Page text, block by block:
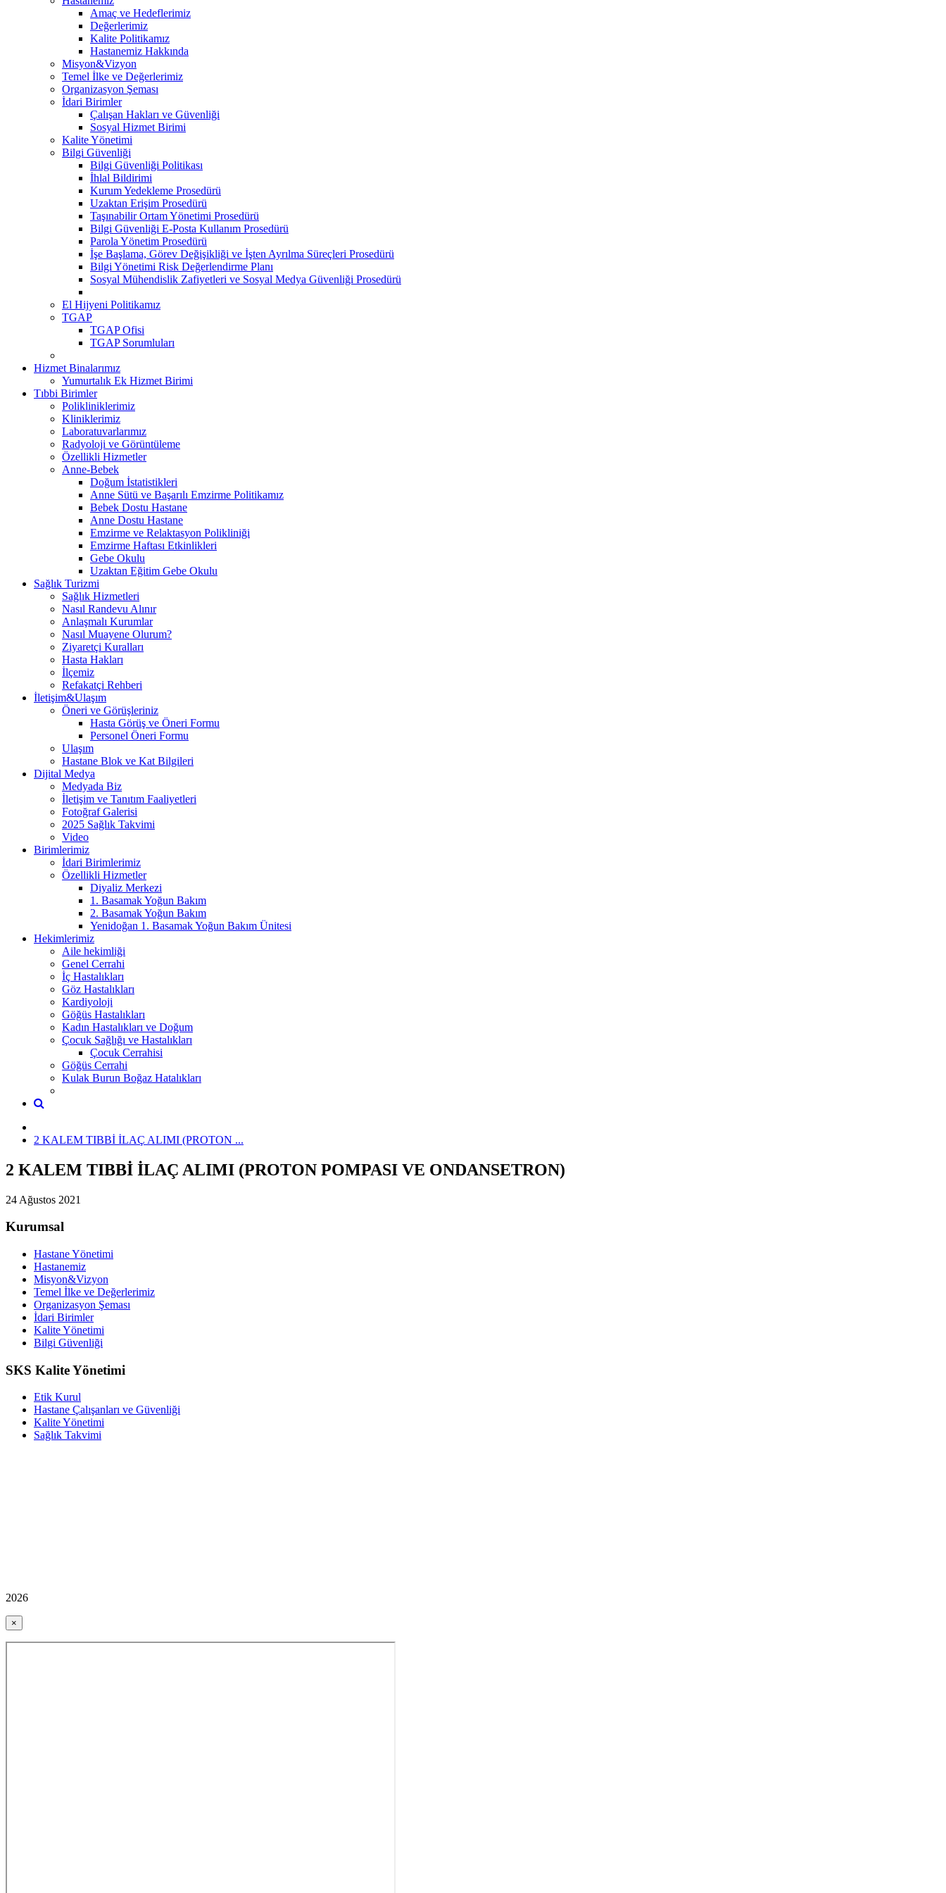
Amaç ve Hedeflerimiz
Değerlerimiz
Kalite Politikamız
Hastanemiz Hakkında
Misyon&Vizyon
Temel İlke ve Değerlerimiz
Organizasyon Şeması
İdari Birimler
Çalışan Hakları ve Güvenliği
Sosyal Hizmet Birimi
Kalite Yönetimi
Bilgi Güvenliği
Bilgi Güvenliği Politikası
İhlal Bildirimi
Kurum Yedekleme Prosedürü
Uzaktan Erişim Prosedürü
Taşınabilir Ortam Yönetimi Prosedürü
Bilgi Güvenliği E-Posta Kullanım Prosedürü
Parola Yönetim Prosedürü
İşe Başlama, Görev Değişikliği ve İşten Ayrılma Süreçleri Prosedürü
Bilgi Yönetimi Risk Değerlendirme Planı
Sosyal Mühendislik Zafiyetleri ve Sosyal Medya Güvenliği Prosedürü
El Hijyeni Politikamız
TGAP
TGAP Ofisi
TGAP Sorumluları
Hizmet Binalarımız
Yumurtalık Ek Hizmet Birimi
Tıbbi Birimler
Polikliniklerimiz
Kliniklerimiz
Laboratuvarlarımız
Radyoloji ve Görüntüleme
Özellikli Hizmetler
Anne-Bebek
Doğum İstatistikleri
Anne Sütü ve Başarılı Emzirme Politikamız
Bebek Dostu Hastane
Anne Dostu Hastane
Emzirme ve Relaktasyon Polikliniği
Emzirme Haftası Etkinlikleri
Gebe Okulu
Uzaktan Eğitim Gebe Okulu
Sağlık Turizmi
Sağlık Hizmetleri
Nasıl Randevu Alınır
Anlaşmalı Kurumlar
Nasıl Muayene Olurum?
Ziyaretçi Kuralları
Hasta Hakları
İlçemiz
Refakatçi Rehberi
İletişim&Ulaşım
Öneri ve Görüşleriniz
Hasta Görüş ve Öneri Formu
Personel Öneri Formu
Ulaşım
Hastane Blok ve Kat Bilgileri
Dijital Medya
Medyada Biz
İletişim ve Tanıtım Faaliyetleri
Fotoğraf Galerisi
2025 Sağlık Takvimi
Video
Birimlerimiz
İdari Birimlerimiz
Özellikli Hizmetler
Diyaliz Merkezi
1. Basamak Yoğun Bakım
2. Basamak Yoğun Bakım
Yenidoğan 1. Basamak Yoğun Bakım Ünitesi
Hekimlerimiz
Aile hekimliği
Genel Cerrahi
İç Hastalıkları
Göz Hastalıkları
Kardiyoloji
Göğüs Hastalıkları
Kadın Hastalıkları ve Doğum
Çocuk Sağlığı ve Hastalıkları
Çocuk Cerrahisi
Göğüs Cerrahi
Kulak Burun Boğaz Hatalıkları
2 KALEM TIBBİ İLAÇ ALIMI (PROTON ...
2 KALEM TIBBİ İLAÇ ALIMI (PROTON POMPASI VE ONDANSETRON)
24 Ağustos 2021
Kurumsal
Hastane Yönetimi
Hastanemiz
Misyon&Vizyon
Temel İlke ve Değerlerimiz
Organizasyon Şeması
İdari Birimler
Kalite Yönetimi
Bilgi Güvenliği
SKS Kalite Yönetimi
Etik Kurul
Hastane Çalışanları ve Güvenliği
Kalite Yönetimi
Sağlık Takvimi
2026
×